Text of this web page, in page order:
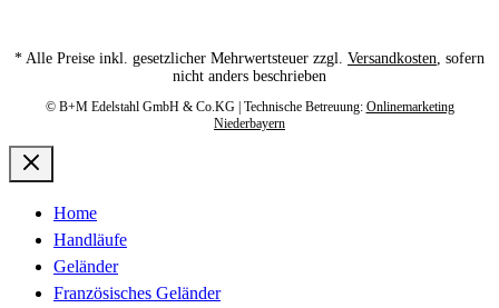
* Alle Preise inkl. gesetzlicher Mehrwertsteuer zzgl. Versandkosten , sofern
nicht anders beschrieben
© B+M Edelstahl GmbH & Co.KG | Technische Betreuung: Onlinemarketing
Niederbayern
Home
Handläufe
Geländer
Französisches Geländer